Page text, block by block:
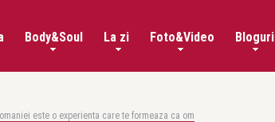
Body&Soul La zi Foto&Video Bloguri
este o experienta care te formeaza ca om